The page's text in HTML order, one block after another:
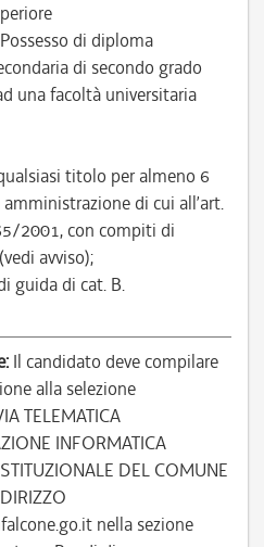
Possesso di diploma
di secondo grado
una facoltà universitaria
titolo per almeno 6
di cui all’art.
2001, con compiti di
avviso);
guida di cat. B.
Il candidato deve compilare
alla selezione
TELEMATICA
INFORMATICA
DEL COMUNE
nella sezione